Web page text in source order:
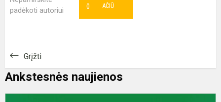
padėkoti autoriui
AČIŪ
0
Grįžti
Ankstesnės naujienos